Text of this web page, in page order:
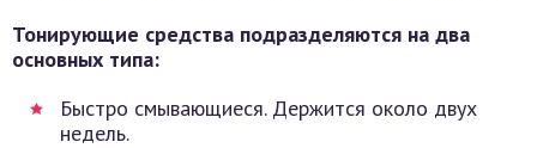
Тонирующие средства подразделяются на два
основных типа:
Быстро смывающиеся. Держится около двух
недель.